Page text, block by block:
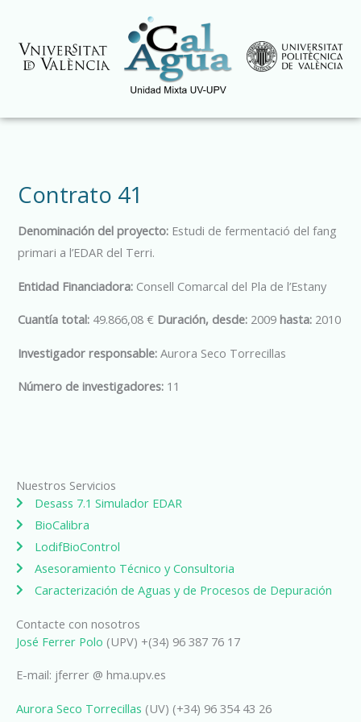
contenido
Contrato 41
Denominación del proyecto: Estudi de fermentació del fang
primari a l’EDAR del Terri.
Entidad Financiadora: Consell Comarcal del Pla de l’Estany
Cuantía total: 49.866,08 € Duración, desde: 2009hasta: 2010
Investigador responsable: Aurora Seco Torrecillas
Número de investigadores: 11
Nuestros Servicios
Desass 7.1 Simulador EDAR
BioCalibra
LodifBioControl
Asesoramiento Técnico y Consultoria
Caracterización de Aguas y de Procesos de Depuración
Contacte con nosotros
José Ferrer Polo (UPV) +(34) 96 387 76 17
E-mail: jferrer @ hma.upv.es
Aurora Seco Torrecillas (UV) (+34) 96 354 43 26